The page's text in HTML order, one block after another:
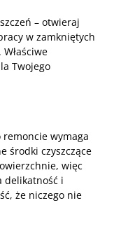
– otwieraj
w zamkniętych
Twojego
remoncie wymaga
środki czyszczące
więc
delikatność i
że niczego nie